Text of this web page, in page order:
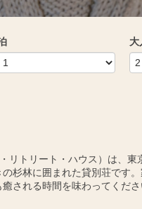
大
リトリート・ハウス）は、東
杉林に囲まれた貸別荘です
される時間を味わってくださ